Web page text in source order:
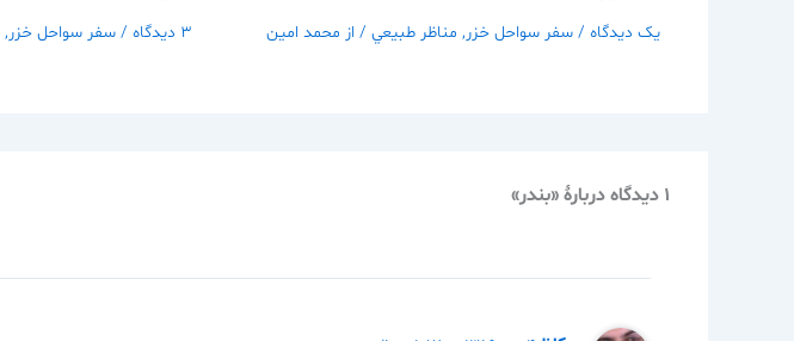
یک دیدگاه / سفر سواحل خزر, مناظر طبيعي / از محمد امین 3 دیدگاه /سفر سواحل خزر,
1 دیدگاه دربارهٔ «بندر»